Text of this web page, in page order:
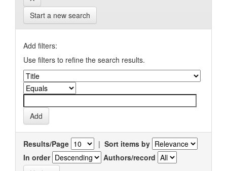
Start a new search
Add filters:
Use filters to refine the search results.
Results/Page | Sort items by
In order
Authors/record